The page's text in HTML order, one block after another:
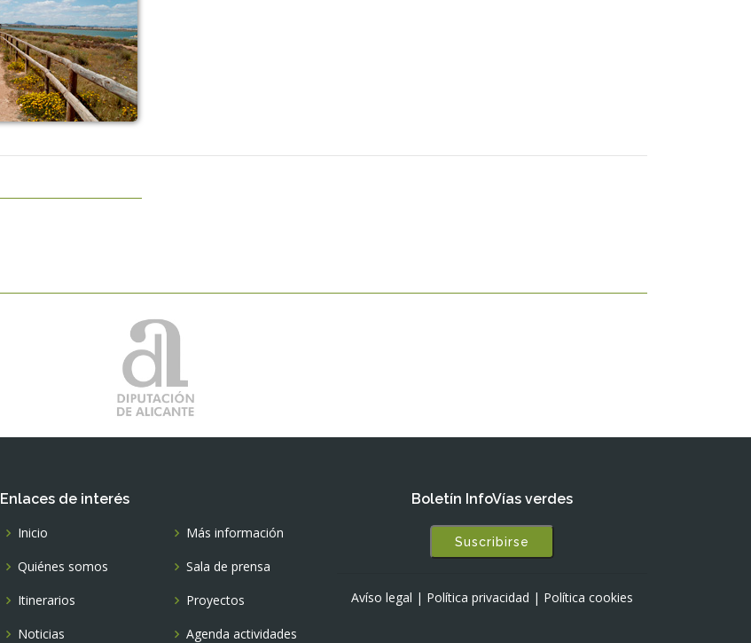
Enlaces de interés
Inicio
Quiénes somos
Itinerarios
Noticias
Más información
Sala de prensa
Proyectos
Agenda actividades
Boletín InfoVías verdes
Suscribirse
Avíso legal | Política privacidad | Política cookies